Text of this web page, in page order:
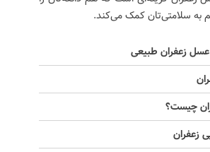
به سلامتی‌تان کمک می‌کند.
زعفران طبیعی
چیست؟
زعفران